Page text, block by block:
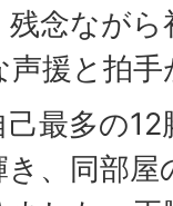
残念なが
声援と拍
最多の
、同部